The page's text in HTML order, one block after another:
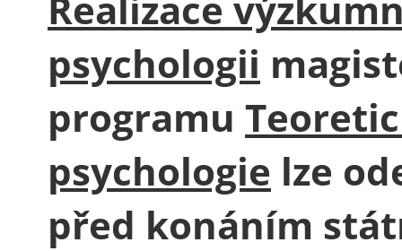
psychologii
programu
psychologie lze
před konáním